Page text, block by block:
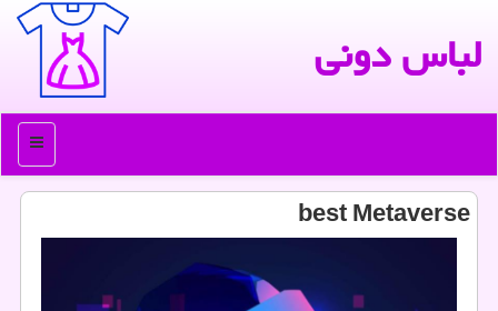
لباس دونی
منو
best Metaverse